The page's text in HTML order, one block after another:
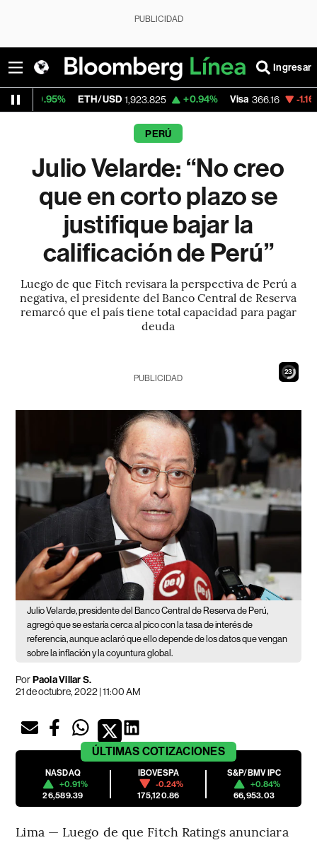
PUBLICIDAD
Ingresar
ETH/USD 1,923.825 +0.94% Visa 366.16 -1.16%
PERÚ
Julio Velarde: “No creo
que en corto plazo se
justifique bajar la
calificación de Perú”
Luego de que Fitch revisara la perspectiva de Perú a
negativa, el presidente del Banco Central de Reserva
remarcó que el país tiene total capacidad para pagar
deuda
21
PUBLICIDAD
Julio Velarde, presidente del Banco Central de Reserva de Perú,
agregó que se estaría cerca al pico con la tasa de interés de
referencia, aunque aclaró que ello depende de los datos que vengan
sobre la inflación y la coyuntura global.
PorPaola Villar S.
21 de octubre, 2022 | 11:00 AM
ÚLTIMAS COTIZACIONES
NASDAQ
+0.91%
26,589.39
IBOVESPA
-0.24%
175,120.86
S&P/BMV IPC
+0.84%
66,953.03
Lima — Luego de que Fitch Ratings anunciara